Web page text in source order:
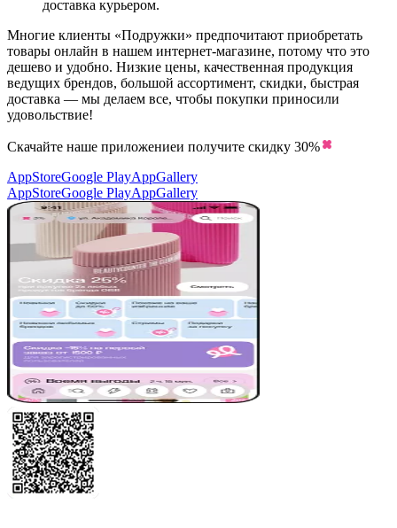
доставка курьером.
Многие клиенты «Подружки» предпочитают приобретать
товары онлайн в нашем интернет-магазине, потому что это
дешево и удобно. Низкие цены, качественная продукция
ведущих брендов, большой ассортимент, скидки, быстрая
доставка — мы делаем все, чтобы покупки приносили
удовольствие!
Скачайте наше приложениеи получите скидку 30%
AppStoreGoogle PlayAppGallery
AppStoreGoogle PlayAppGallery